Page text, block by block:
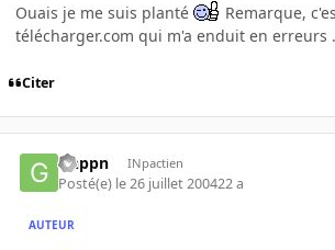
Ouais je me suis planté
Remarque,
télécharger.com qui m'a enduit en erreurs
Citer
Gnppn INpactien
Posté(e) le 26 juillet 200422 a
AUTEUR